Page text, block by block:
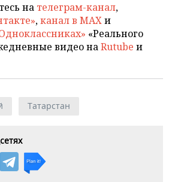
на телеграм-канал,
,канал в MAXи
«Реального
видео наRutube и
Татарстан